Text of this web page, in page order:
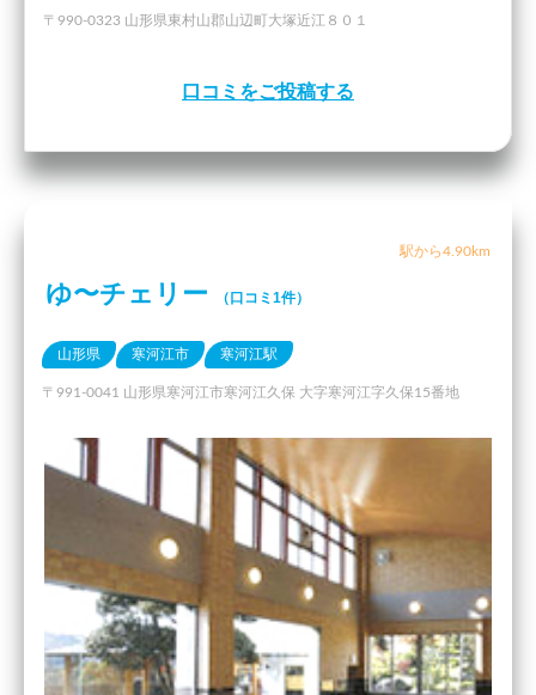
〒990-0323 山形県東村山郡山辺町大塚近江８０１
口コミをご投稿する
駅から4.90km
ゆ〜チェリー （口コミ1件）
山形県 寒河江市 寒河江駅
〒991-0041 山形県寒河江市寒河江久保 大字寒河江字久保15番地